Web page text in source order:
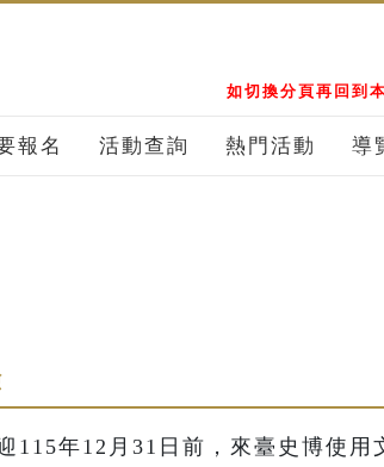
如切換分頁再回到
報名 活動查詢 熱門活動 導
115年12月31日前，來臺史博使